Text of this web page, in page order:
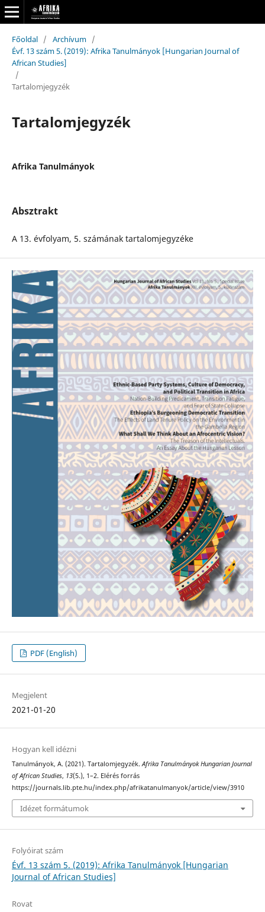
Főoldal / Archívum /
Évf. 13 szám 5. (2019): Afrika Tanulmányok [Hungarian Journal of
African Studies]
/
Tartalomjegyzék
Tartalomjegyzék
Afrika Tanulmányok
Absztrakt
A 13. évfolyam, 5. számának tartalomjegyzéke
PDF (English)
Megjelent
2021-01-20
Hogyan kell idézni
Tanulmányok, A. (2021). Tartalomjegyzék.Afrika Tanulmányok Hungarian Journal
of African Studies, 13(5.), 1–2. Elérés forrás
https://journals.lib.pte.hu/index.php/afrikatanulmanyok/article/view/3910
Idézet formátumok
Folyóirat szám
Évf. 13 szám 5. (2019): Afrika Tanulmányok [Hungarian
Journal of African Studies]
Rovat